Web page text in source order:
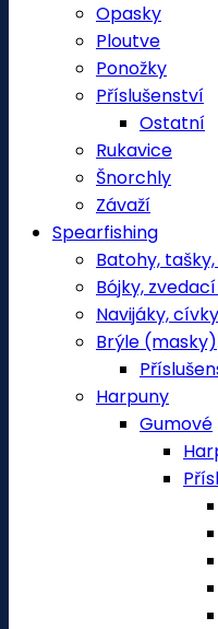
Opasky
Ploutve
Ponožky
Příslušenství
Ostatní
Rukavice
Šnorchly
Závaží
Spearfishing
Batohy,
Bójky,
Navijáky, cívky
Brýle (masky)
Harpuny
Gumové